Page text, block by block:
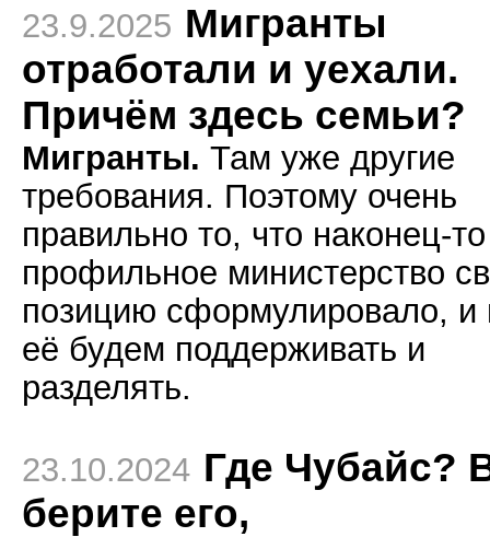
23.9.2025 Мигранты
отработали и уехали.
Причём здесь семьи?
Мигранты. Там уже другие
требования. Поэтому очень
правильно то, что наконец-то
профильное министерство
позицию сформулировало,
её будем поддерживать и
разделять.
23.10.2024 Где Чубайс?
берите его,